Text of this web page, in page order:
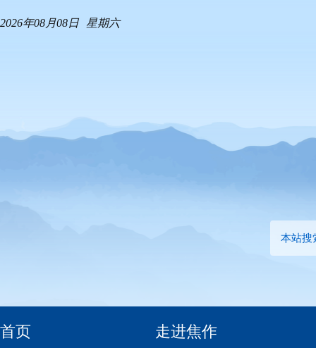
2026年08月08日 星期六
本站搜
首页 走进焦作